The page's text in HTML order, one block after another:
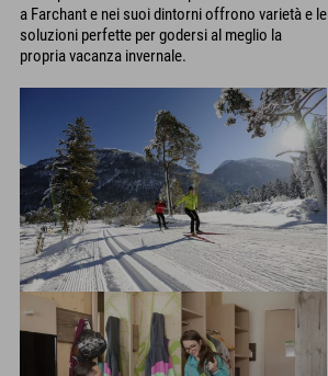
a Farchant e nei suoi dintorni offrono varietà e le
soluzioni perfette per godersi al meglio la
propria vacanza invernale.